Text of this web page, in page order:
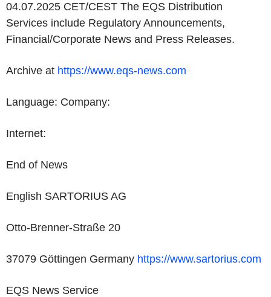
04.07.2025 CET/CEST The EQS Distribution
Services include Regulatory Announcements,
Financial/Corporate News and Press Releases.
Archive at https://www.eqs-news.com
Language: Company:
Internet:
End of News
English SARTORIUS AG
Otto-Brenner-Straße 20
37079 Göttingen Germany https://www.sartorius.com
EQS News Service